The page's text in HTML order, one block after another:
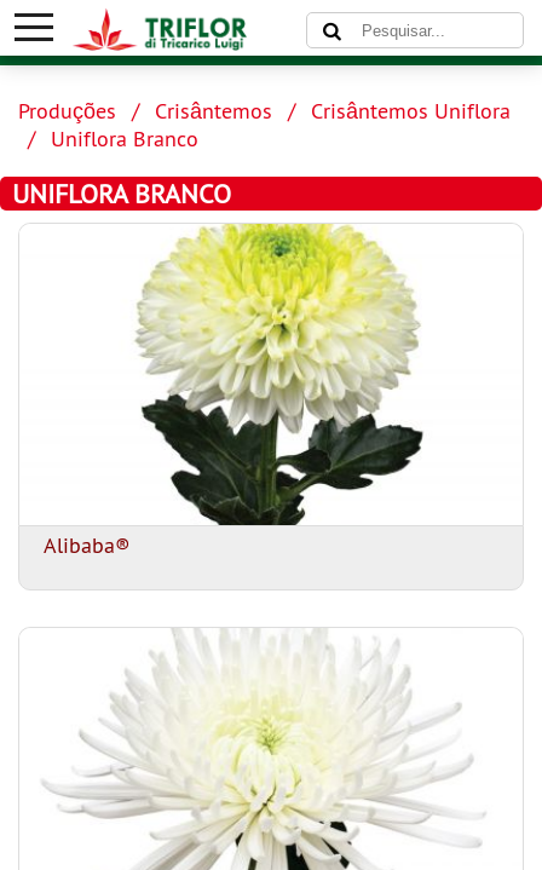
Produções Crisântemos
Crisântemos Uniflora
Uniflora Branco
UNIFLORA BRANCO
Alibaba®